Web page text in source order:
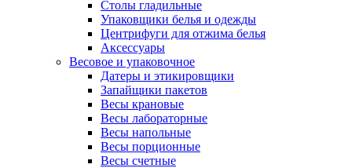
Столы гладильные
Упаковщики белья и одежды
Центрифуги для отжима белья
Аксессуары
Весовое и упаковочное
Датеры и этикировщики
Запайщики пакетов
Весы крановые
Весы лабораторные
Весы напольные
Весы порционные
Весы счетные